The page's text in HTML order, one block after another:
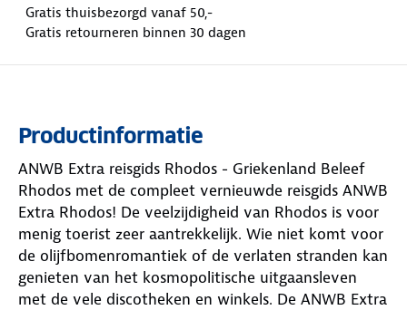
Gratis thuisbezorgd vanaf 50,-
Gratis retourneren binnen 30 dagen
Productinformatie
ANWB Extra reisgids Rhodos - Griekenland Beleef
Rhodos met de compleet vernieuwde reisgids ANWB
Extra Rhodos! De veelzijdigheid van Rhodos is voor
menig toerist zeer aantrekkelijk. Wie niet komt voor
de olijfbomenromantiek of de verlaten stranden kan
genieten van het kosmopolitische uitgaansleven
met de vele discotheken en winkels. De ANWB Extra